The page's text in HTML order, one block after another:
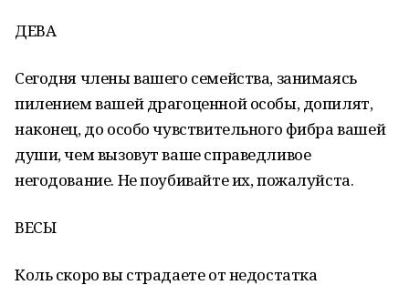
ДЕВА
Сегодня члены вашего семейства, занимаясь
пилением вашей драгоценной особы, допилят,
наконец, до особо чувствительного фибра вашей
души, чем вызовут ваше справедливое
негодование. Не поубивайте их, пожалуйста.
ВЕСЫ
Коль скоро вы страдаете от недостатка